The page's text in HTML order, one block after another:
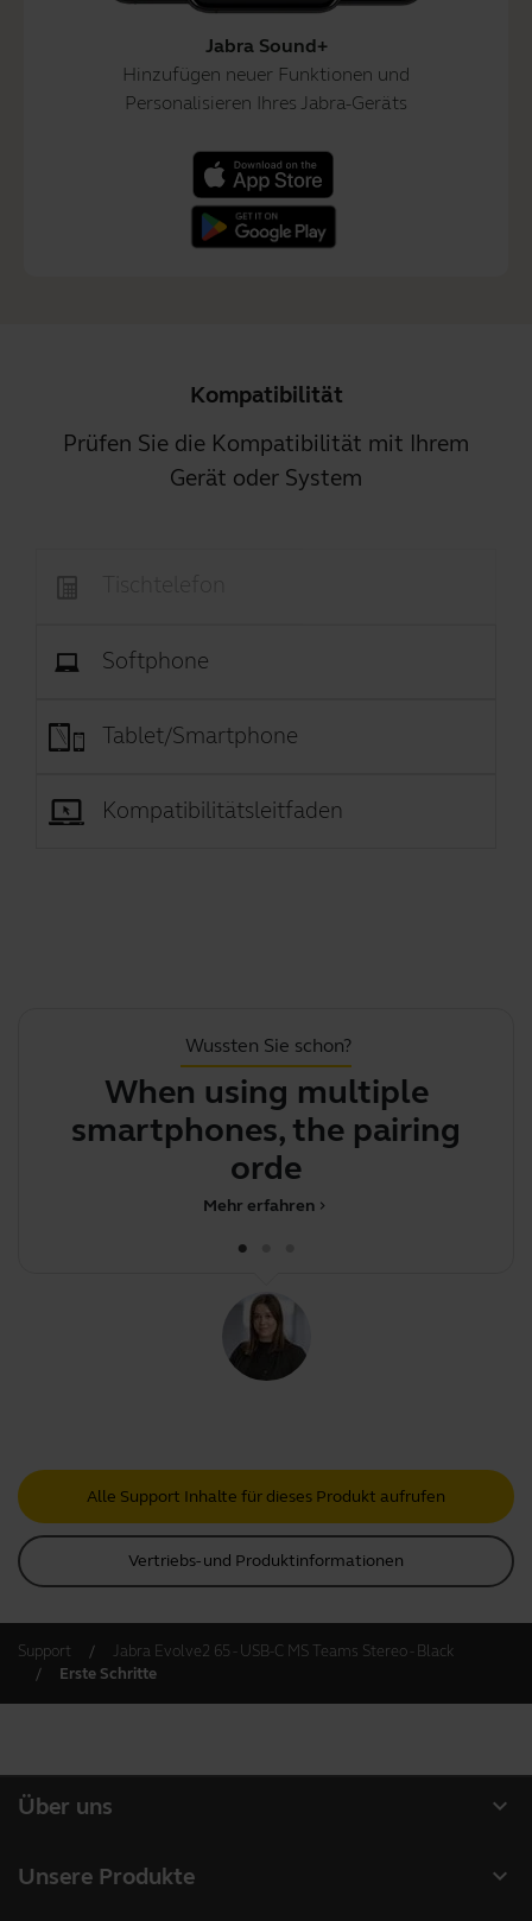
Jabra Sound+
Hinzufügen neuer Funktionen und
Personalisieren Ihres Jabra-Geräts
Kompatibilität
Prüfen Sie die Kompatibilität mit Ihrem
Gerät oder System
Softphone
Tablet/Smartphone
Kompatibilitätsleitfaden
Wussten Sie schon?
When using multiple
smartphones, the pairing
order dete
chevron_right
Mehr erfahren
Alle Support Inhalte für dieses Produkt aufrufen
Vertriebs- und Produktinformationen
Support
Jabra Evolve2 65 - USB-C MS Teams Stereo - Black
Erste Schritte
expand_more
Über uns
expand_more
Unsere Produkte